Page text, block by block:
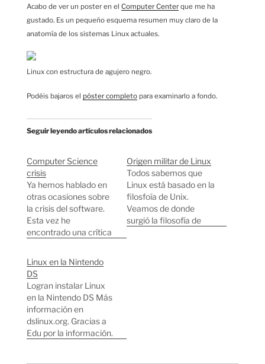
Acabo de ver un poster en el Computer Centerque me ha
gustado. Es un pequeño esquema resumen muy claro de la
anatomía de los sistemas Linux actuales.
Linux con estructura de agujero negro.
Podéis bajaros el póster completo para examinarlo a fondo.
Seguir leyendo artículos relacionados
Computer Science
crisis
Ya hemos hablado en
otras ocasiones sobre
la crisis del software.
Esta vez he
encontrado una crítica
del software y la
ciencia de la
informática en general
(Computer science). En
este artículo se
comenta que estamos
en la época de la
Origen militar de Linux
Todos sabemos que
Linux está basado en la
filosfoía de Unix.
Veamos de donde
surgió la filosofía de
Linux en la Nintendo
DS
Logran instalar Linux
en la Nintendo DS Más
información en
dslinux.org. Gracias a
Edu por la información.